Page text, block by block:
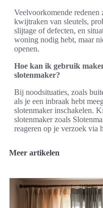
Veelvoorkomende
kwijtraken van sleutels,
slijtage of defecten, en
woning nodig hebt, maar
openen.
Hoe kan ik gebruik
slotenmaker?
Bij noodsituaties, zoals
als je een inbraak hebt
slotenmaker inschakelen.
slotenmaker zoals
reageren op je verzoek via
Meer artikelen